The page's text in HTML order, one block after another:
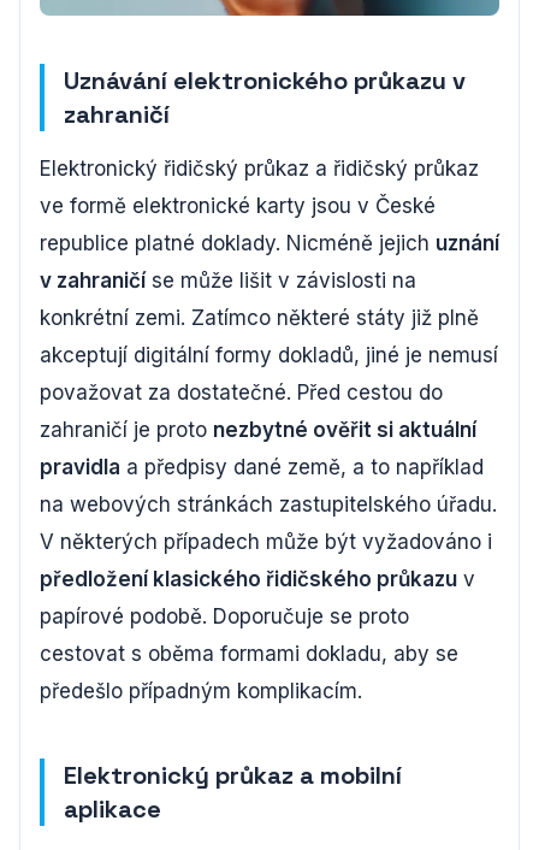
Uznávání elektronického průkazu v
zahraničí
Elektronický řidičský průkaz a řidičský průkaz
ve formě elektronické karty jsou v České
republice platné doklady. Nicméně jejich uznání
v zahraničí se může lišit v závislosti na
konkrétní zemi. Zatímco některé státy již plně
akceptují digitální formy dokladů, jiné je nemusí
považovat za dostatečné. Před cestou do
zahraničí je proto nezbytné ověřit si aktuální
pravidla a předpisy dané země, a to například
na webových stránkách zastupitelského úřadu.
V některých případech může být vyžadováno i
předložení klasického řidičského průkazu v
papírové podobě. Doporučuje se proto
cestovat s oběma formami dokladu, aby se
předešlo případným komplikacím.
Elektronický průkaz a mobilní
aplikace